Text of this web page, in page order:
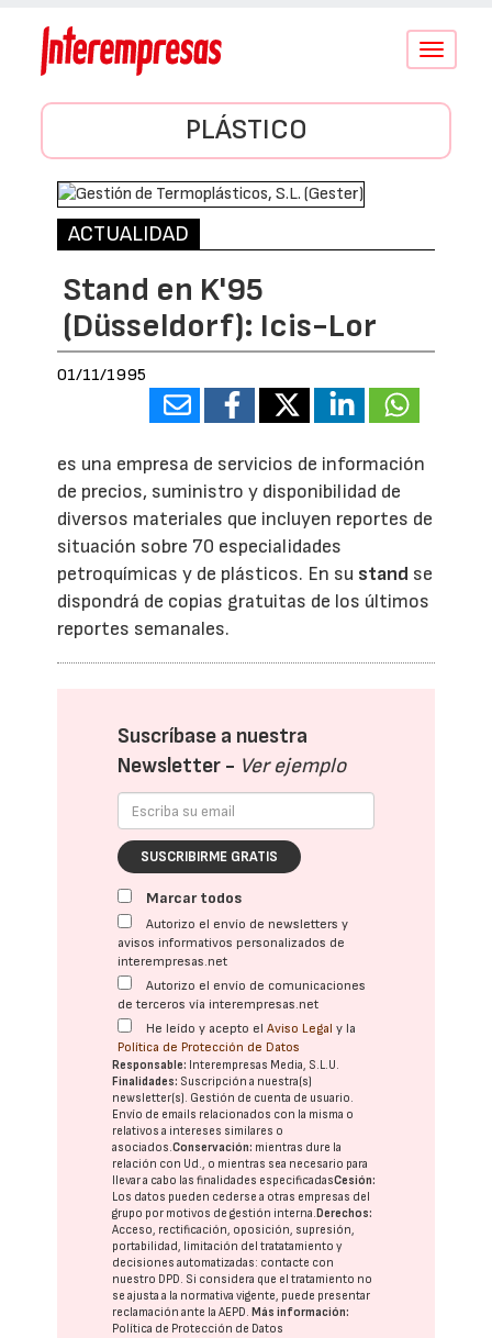
Conmutar
PLÁSTICO
ACTUALIDAD
Stand en K'95
(Düsseldorf): Icis-Lor
01/11/1995
es una empresa de servicios de información
de precios, suministro y disponibilidad de
diversos materiales que incluyen reportes de
situación sobre 70 especialidades
petroquímicas y de plásticos. En su stand se
dispondrá de copias gratuitas de los últimos
reportes semanales.
Suscríbase a nuestra
Newsletter - Ver ejemplo
SUSCRIBIRME GRATIS
Marcar todos
Autorizo el envío de newsletters y
avisos informativos personalizados de
interempresas.net
Autorizo el envío de comunicaciones
de terceros vía interempresas.net
He leído y acepto elAviso Legal y la
Política de Protección de Datos
Responsable: Interempresas Media, S.L.U.
Finalidades: Suscripción a nuestra(s)
newsletter(s). Gestión de cuenta de usuario.
Envío de emails relacionados con la misma o
relativos a intereses similares o
asociados.Conservación: mientras dure la
relación con Ud., o mientras sea necesario para
llevar a cabo las finalidades especificadasCesión:
Los datos pueden cederse a otras empresas del
grupo por motivos de gestión interna. Derechos:
Acceso, rectificación, oposición, supresión,
portabilidad, limitación del tratatamiento y
decisiones automatizadas: contacte con
nuestro DPD. Si considera que el tratamiento no
se ajusta a la normativa vigente, puede presentar
reclamación ante laAEPD. Más información:
Política de Protección de Datos